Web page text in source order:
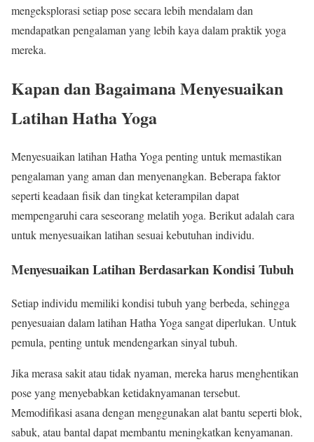
mengeksplorasi setiap pose secara lebih mendalam dan
mendapatkan pengalaman yang lebih kaya dalam praktik yoga
mereka.
Kapan dan Bagaimana Menyesuaikan
Latihan Hatha Yoga
Menyesuaikan latihan Hatha Yoga penting untuk memastikan
pengalaman yang aman dan menyenangkan. Beberapa faktor
seperti keadaan fisik dan tingkat keterampilan dapat
mempengaruhi cara seseorang melatih yoga. Berikut adalah cara
untuk menyesuaikan latihan sesuai kebutuhan individu.
Menyesuaikan Latihan Berdasarkan Kondisi Tubuh
Setiap individu memiliki kondisi tubuh yang berbeda, sehingga
penyesuaian dalam latihan Hatha Yoga sangat diperlukan. Untuk
pemula, penting untuk mendengarkan sinyal tubuh.
Jika merasa sakit atau tidak nyaman, mereka harus menghentikan
pose yang menyebabkan ketidaknyamanan tersebut.
Memodifikasi asana dengan menggunakan alat bantu seperti blok,
sabuk, atau bantal dapat membantu meningkatkan kenyamanan.